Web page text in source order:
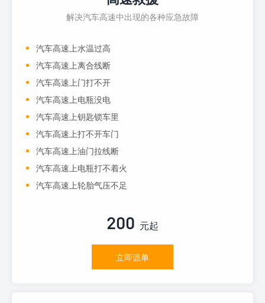
解决汽车高速中出现的各种应急故障
汽车高速上水温过高
汽车高速上离合线断
汽车高速上门打不开
汽车高速上电瓶没电
汽车高速上钥匙锁车里
汽车高速上打不开车门
汽车高速上油门拉线断
汽车高速上电瓶打不着火
汽车高速上轮胎气压不足
200 元起
立即派单